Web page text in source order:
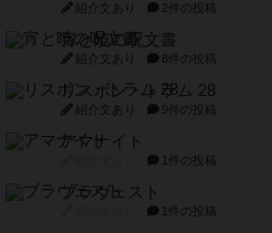
紹介文あり 2件の投稿
宵と暁の呪文書
紹介文あり 8件の投稿
リスボン・トラム 28
紹介文あり 9件の投稿
アマナイト
1件の投稿
ブラヴェスト
1件の投稿